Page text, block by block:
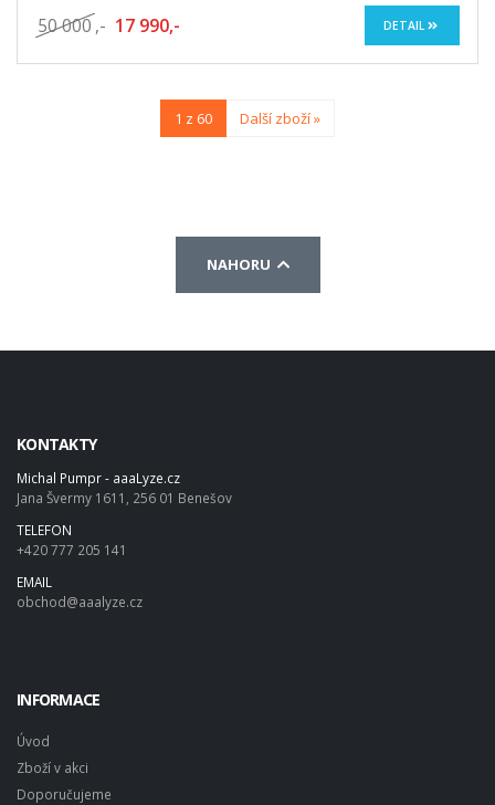
50 000 ,- 17 990,- DETAIL
1 z 60 Další zboží »
NAHORU
KONTAKTY
Michal Pumpr - aaaLyze.cz
Jana Švermy 1611, 256 01 Benešov
TELEFON
+420 777 205 141
EMAIL
obchod@aaalyze.cz
INFORMACE
Úvod
Zboží v akci
Doporučujeme